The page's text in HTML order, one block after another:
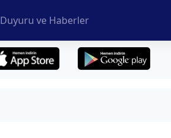
Duyuru ve Haberler